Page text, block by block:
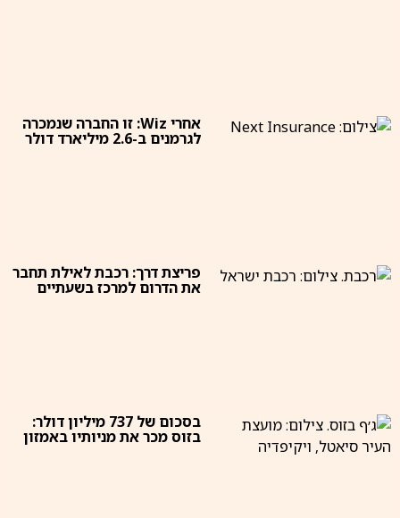
אחרי Wiz: זו החברה שנמכרה
לגרמנים ב-2.6 מיליארד דולר
פריצת דרך: רכבת לאילת תחבר
את הדרום למרכז בשעתיים
בסכום של 737 מיליון דולר:
בזוס מכר את מניותיו באמזון